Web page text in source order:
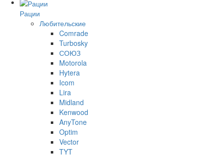
Рации
Любительские
Comrade
Turbosky
СОЮЗ
Motorola
Hytera
Icom
Lira
Midland
Kenwood
AnyTone
Optim
Vector
TYT